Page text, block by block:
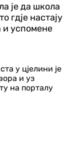
је да школа
гд‌је настају
и успомене
у цјелини је
и уз
на порталу